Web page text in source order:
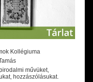
Kollégiuma
művüket,
hozzászólásukat.